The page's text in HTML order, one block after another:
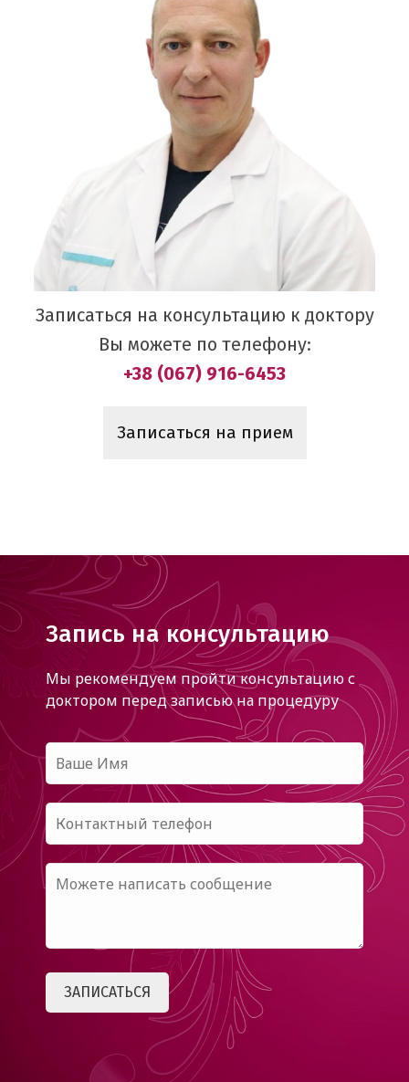
Записаться на консультацию к доктору
Вы можете по телефону:
+38 (067) 916-6453
Записаться на прием
Запись на консультацию
Мы рекомендуем пройти консультацию с
доктором перед записью на процедуру